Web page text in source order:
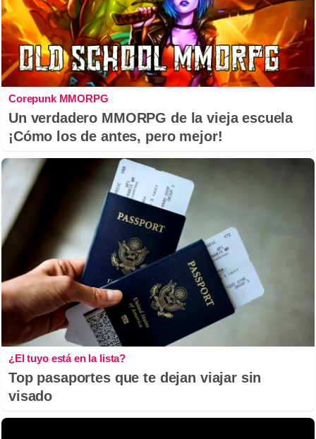
Corepunk MMORPG
Un verdadero MMORPG de la vieja escuela
¡Cómo los de antes, pero mejor!
¿El tuyo está en la lista?
Top pasaportes que te dejan viajar sin
visado